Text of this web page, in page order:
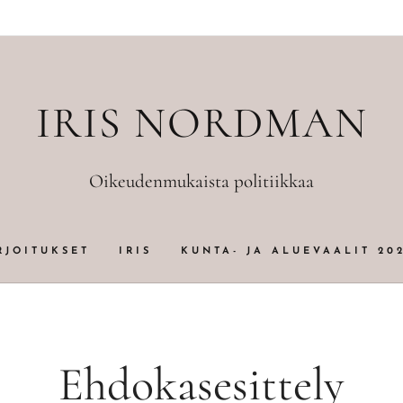
IRIS NORDMAN
Oikeudenmukaista politiikkaa
IRIS KUNTA- JA ALUEVAALIT
Ehdokasesittely